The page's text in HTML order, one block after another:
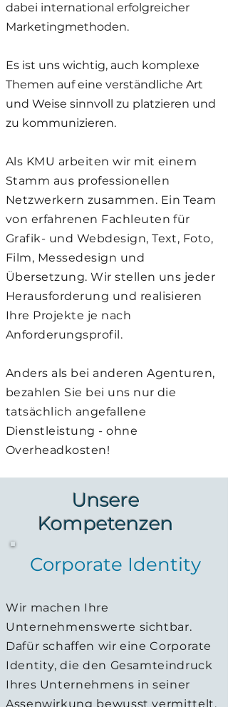
dabei international erfolgreicher
Marketingmethoden.
Es ist uns wichtig, auch komplexe
Themen auf eine verständliche Art
und Weise sinnvoll zu platzieren und
zu kommunizieren.
Als KMU arbeiten wir mit einem
Stamm aus professionellen
Netzwerkern zusammen. Ein Team
von erfahrenen Fachleuten für
Grafik- und Webdesign, Text, Foto,
Film, Messedesign und
Übersetzung. Wir stellen uns jeder
Herausforderung und realisieren
Ihre Projekte je nach
Anforderungsprofil.
Anders als bei anderen Agenturen,
bezahlen Sie bei uns nur die
tatsächlich angefallene
Dienstleistung - ohne
Overheadkosten!
Unsere
Kompetenzen
Corporate Identity
Wir machen Ihre
Unternehmenswerte sichtbar.
Dafür schaffen wir eine Corporate
Identity, die den Gesamteindruck
Ihres Unternehmens in seiner
Assenwirkung bewusst vermittelt.